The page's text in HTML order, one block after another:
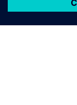
Was kann